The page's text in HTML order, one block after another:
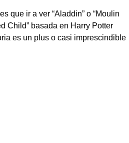
que ir a ver “Aladdin” o “Moulin
Child” basada en Harry Potter
es un plus o casi imprescindible